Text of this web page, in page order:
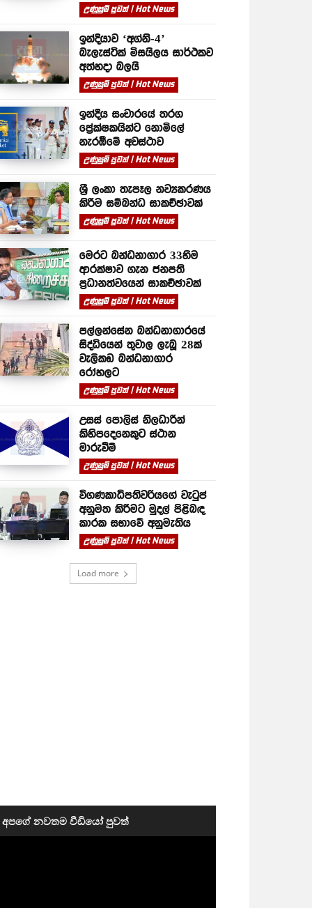
උණුසුම් පුවත් | Hot News
ඉන්දියාව ‘අග්නි-4’
බැලැස්ටික් මිසයිලය සාර්ථකව
අත්හදා බලයි
උණුසුම් පුවත් | Hot News
ඉන්දීය සංචාරයේ තරග
ප්‍රේක්ෂකයින්ට නොමිලේ
නැරඹීමේ අවස්ථාව
උණුසුම් පුවත් | Hot News
ශ්‍රී ලංකා තැපෑල නව්‍යකරණය
කිරීම සම්බන්ධ සාකච්ඡාවක්
උණුසුම් පුවත් | Hot News
මෙරට බන්ධනාගාර 33හිම
ආරක්ෂාව ගැන ජනපති
ප්‍රධානත්වයෙන් සාකච්ඡාවක්
උණුසුම් පුවත් | Hot News
පල්ලන්සේන බන්ධනාගාරයේ
සිද්ධියෙන් තුවාල ලැබූ 28ක්
වැලිකඩ බන්ධනාගාර
රෝහලට
උණුසුම් පුවත් | Hot News
උසස් පොලිස් නිලධාරීන්
කිහිපදෙනෙකුට ස්ථාන
මාරුවීම්
උණුසුම් පුවත් | Hot News
විගණකාධිපතිවරියගේ වැටුප්
අනුමත කිරීමට මුදල් පිළිබඳ
කාරක සභාවේ අනුමැතිය
උණුසුම් පුවත් | Hot News
Load more
අපගේ නවතම වීඩියෝ පුවත්